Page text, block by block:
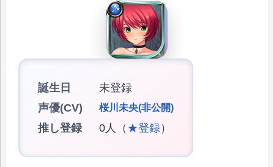
誕生日
未登録
声優(CV)
桜川未央(非公開)
推し登録 0人（ ★登録）